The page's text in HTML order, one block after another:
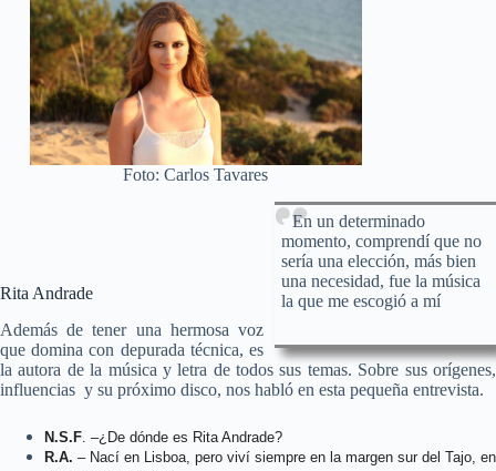
Foto: Carlos Tavares
En un determinado
momento, comprendí que no
sería una elección, más bien
una necesidad, fue la música
la que me escogió a mí
Rita Andrade
Además de tener una hermosa voz
que domina con depurada técnica, es
la autora de la música y letra de todos sus temas. Sobre sus orígenes,
influencias y su próximo disco, nos habló en esta pequeña entrevista.
N.S.F . –¿De dónde es Rita Andrade?
R.A. – Nací en Lisboa, pero viví siempre en la margen sur del Tajo, en